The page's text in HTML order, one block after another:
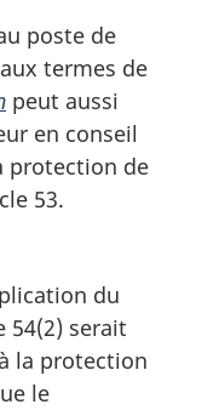
poste de
termes de
peut aussi
en conseil
protection de
53.
du
54(2) serait
la protection
le